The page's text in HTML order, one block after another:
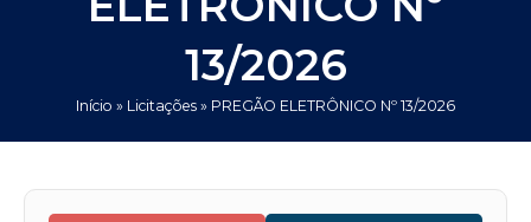
13/2026
Início » Licitações » PREGÃO ELETRÔNICO Nº 13/2026